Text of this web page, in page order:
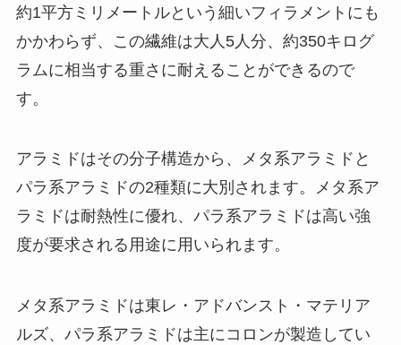
約1平方ミリメートルという細いフィラメントにも
かかわらず、この繊維は大人5人分、約350キログ
ラムに相当する重さに耐えることができるので
す。
アラミドはその分子構造から、メタ系アラミドと
パラ系アラミドの2種類に大別されます。メタ系ア
ラミドは耐熱性に優れ、パラ系アラミドは高い強
度が要求される用途に用いられます。
メタ系アラミドは東レ・アドバンスト・マテリア
ルズ、パラ系アラミドは主にコロンが製造してい